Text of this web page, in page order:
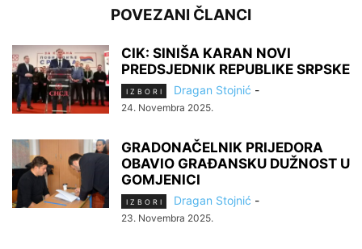
POVEZANI ČLANCI
CIK: SINIŠA KARAN NOVI
PREDSJEDNIK REPUBLIKE SRPSKE
I Z B O R I Dragan Stojnić -
24. Novembra 2025.
GRADONAČELNIK PRIJEDORA
OBAVIO GRAĐANSKU DUŽNOST U
GOMJENICI
I Z B O R I Dragan Stojnić -
23. Novembra 2025.